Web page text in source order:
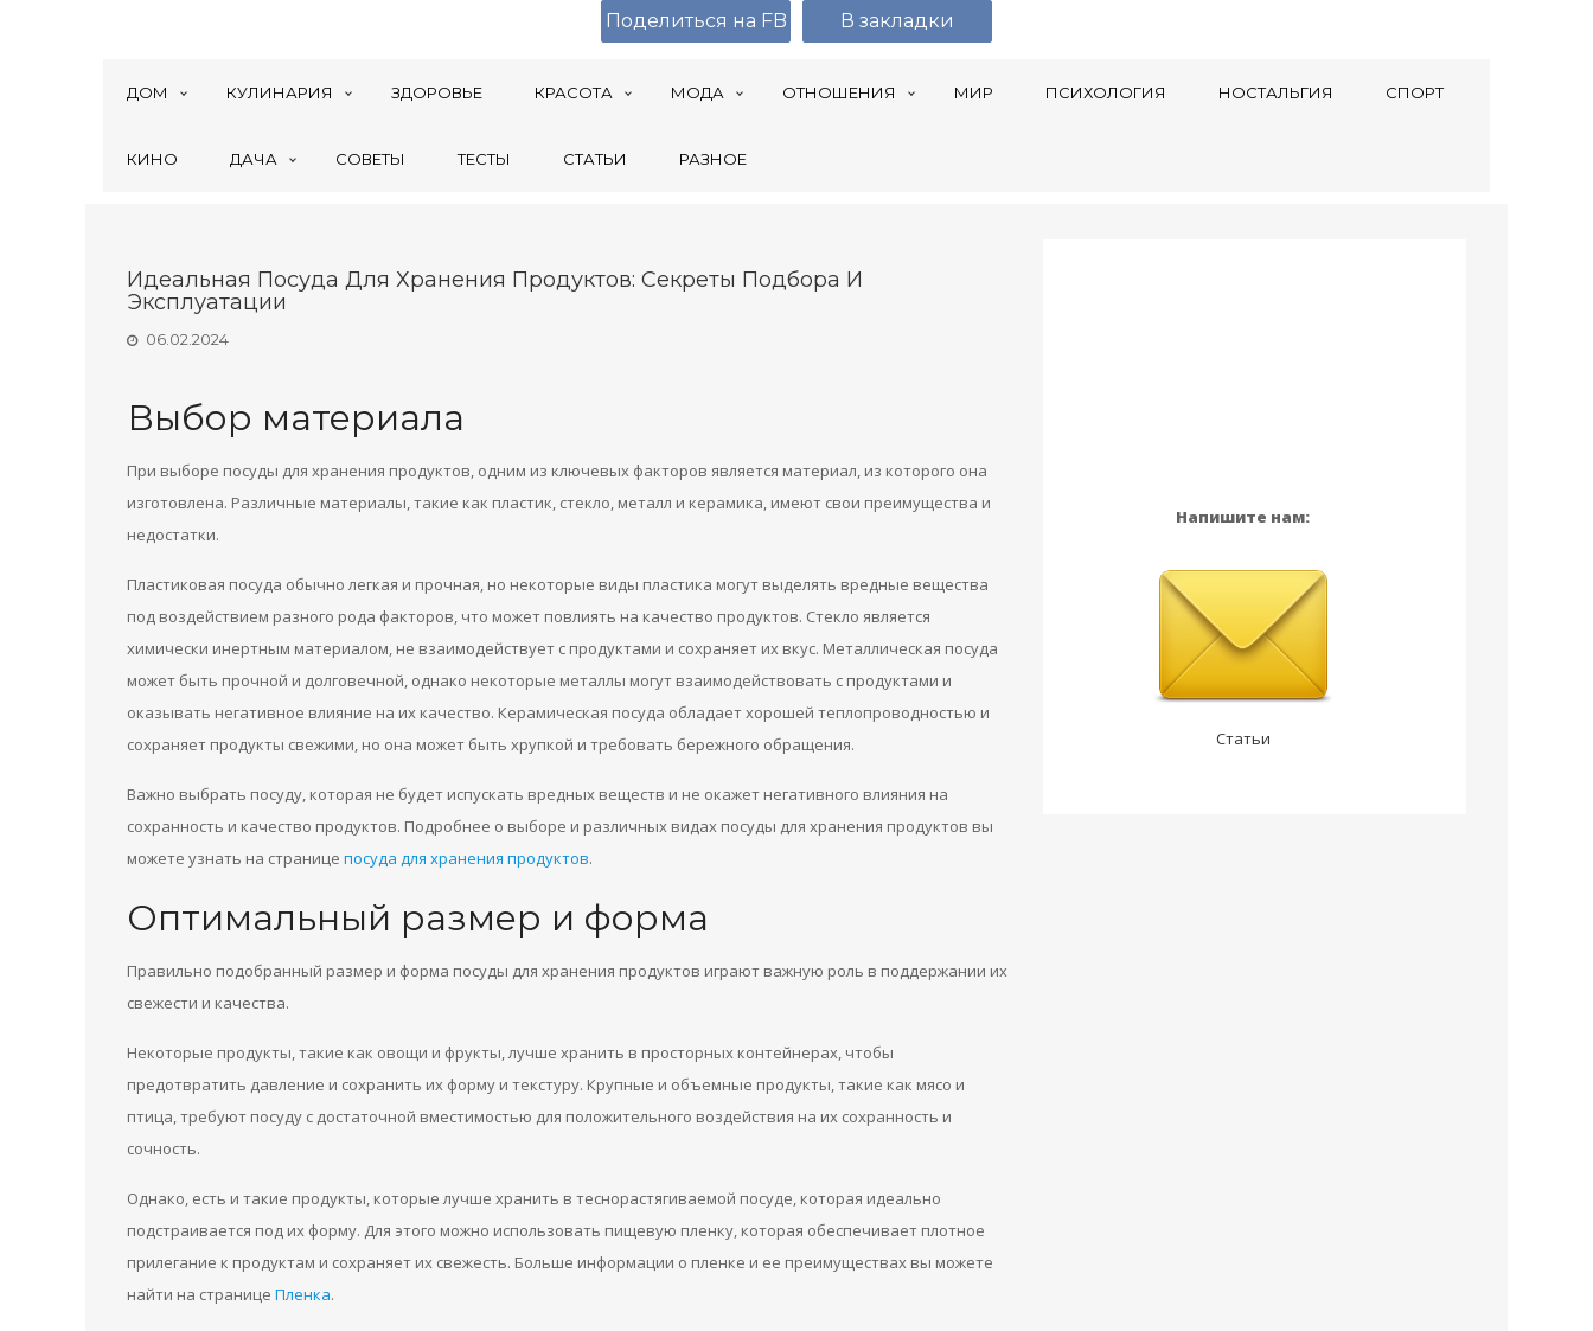
ДОМ КУЛИНАРИЯ ЗДОРОВЬЕ КРАСОТА МОДА ОТНОШЕНИЯ МИР ПСИХОЛОГИЯ НОСТАЛЬГИЯ СПОРТ
КИНО ДАЧА СОВЕТЫ ТЕСТЫ СТАТЬИ РАЗНОЕ
Идеальная Посуда Для Хранения Продуктов: Секреты Подбора И
Эксплуатации
06.02.2024
Выбор материала
При выборе посуды для хранения продуктов, одним из ключевых факторов является материал, из которого она
изготовлена. Различные материалы, такие как пластик, стекло, металл и керамика, имеют свои преимущества и
недостатки.
Пластиковая посуда обычно легкая и прочная, но некоторые виды пластика могут выделять вредные вещества
под воздействием разного рода факторов, что может повлиять на качество продуктов. Стекло является
химически инертным материалом, не взаимодействует с продуктами и сохраняет их вкус. Металлическая посуда
может быть прочной и долговечной, однако некоторые металлы могут взаимодействовать с продуктами и
оказывать негативное влияние на их качество. Керамическая посуда обладает хорошей теплопроводностью и
сохраняет продукты свежими, но она может быть хрупкой и требовать бережного обращения.
Важно выбрать посуду, которая не будет испускать вредных веществ и не окажет негативного влияния на
сохранность и качество продуктов. Подробнее о выборе и различных видах посуды для хранения продуктов вы
можете узнать на странице посуда для хранения продуктов.
Оптимальный размер и форма
Правильно подобранный размер и форма посуды для хранения продуктов играют важную роль в поддержании их
свежести и качества.
Некоторые продукты, такие как овощи и фрукты, лучше хранить в просторных контейнерах, чтобы
предотвратить давление и сохранить их форму и текстуру. Крупные и объемные продукты, такие как мясо и
птица, требуют посуду с достаточной вместимостью для положительного воздействия на их сохранность и
сочность.
Однако, есть и такие продукты, которые лучше хранить в теснорастягиваемой посуде, которая идеально
подстраивается под их форму. Для этого можно использовать пищевую пленку, которая обеспечивает плотное
прилегание к продуктам и сохраняет их свежесть. Больше информации о пленке и ее преимуществах вы можете
найти на странице Пленка.
Напишите нам:
Статьи
Поделиться на FB В закладки